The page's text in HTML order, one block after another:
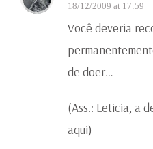
18/12/2009 at 17:59
Você deveria
de doer…
(Ass.: Leticia, a
aqui)